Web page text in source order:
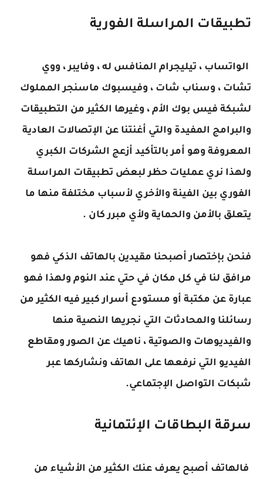
تطبيقات المراسلة الفورية
الواتساب ، تيليجرام المنافس له ، وفايبر ، ووي
تشات ، وسناب شات ، وفيسبوك ماسنجر المملوك
لشبكة فيس بوك الأم ، وغيرها الكثير من التطبيقات
والبرامج المفيدة والتي أغنتنا عن الإتصالات العادية
المعروفة وهو أمر بالتأكيد أزعج الشركات الكبري
ولهذا نري عمليات حظر لبعض تطبيقات المراسلة
الفوري بين الفينة والأخري لأسباب مختلفة منها ما
يتعلق بالأمن والحماية ولأي مبرر كان .
فنحن بإختصار أصبحنا مقيدين بالهاتف الذكي فهو
مرافق لنا في كل مكان في حتي عند النوم ولهذا فهو
عبارة عن مكتبة أو مستودع أسرار كبير فيه الكثير من
رسائلنا والمحادثات التي نجريها النصية منها
والفيديوهات والصوتية ، ناهيك عن الصور ومقاطع
الفيديو التي نرفعها على الهاتف ونشاركها عبر
شبكات التواصل الإجتماعي.
سرقة البطاقات الإئتمانية
فالهاتف أصبح يعرف عنك الكثير من الأشياء من